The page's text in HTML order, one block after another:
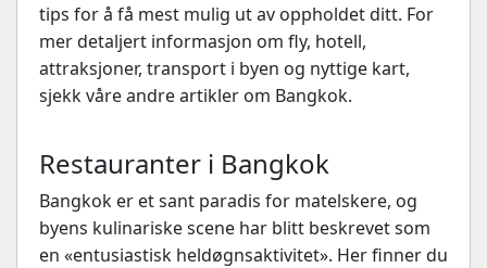
tips for å få mest mulig ut av oppholdet ditt. For
mer detaljert informasjon om fly, hotell,
attraksjoner, transport i byen og nyttige kart,
sjekk våre andre artikler om Bangkok.
Restauranter i Bangkok
Bangkok er et sant paradis for matelskere, og
byens kulinariske scene har blitt beskrevet som
en «entusiastisk heldøgnsaktivitet». Her finner du